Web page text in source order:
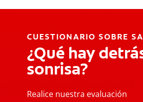
CUESTIONARIO SOBRE
¿Qué hay
sonrisa?
Realice nuestra evaluación